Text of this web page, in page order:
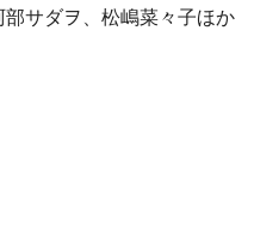
サダヲ、松嶋菜々子ほか